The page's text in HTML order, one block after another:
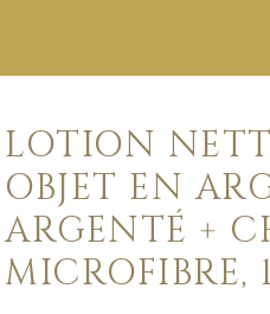
LOTION
OBJET EN
ARGENTÉ +
MICROFIBRE,